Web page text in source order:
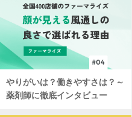
やりがいは？働きやすさは？～
薬剤師に徹底インタビュー